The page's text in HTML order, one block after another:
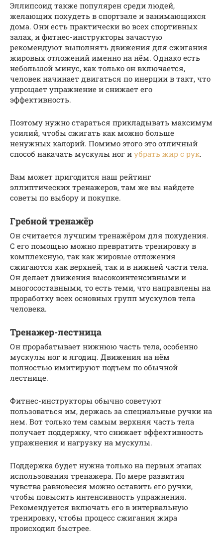
Эллипсоид также популярен среди людей,
желающих похудеть в спортзале и занимающихся
дома. Они есть практически во всех спортивных
залах, и фитнес-инструкторы зачастую
рекомендуют выполнять движения для сжигания
жировых отложений именно на нём. Однако есть
небольшой минус, как только он включается,
человек начинает двигаться по инерции в такт, что
упрощает упражнение и снижает его
эффективность.
Поэтому нужно стараться прикладывать максимум
усилий, чтобы сжигать как можно больше
ненужных калорий. Помимо этого это отличный
способ накачать мускулы ног и убрать жир с рук.
Вам может пригодится наш рейтинг
эллиптических тренажеров, там же вы найдете
советы по выбору и покупке.
Гребной тренажёр
Он считается лучшим тренажёром для похудения.
С его помощью можно превратить тренировку в
комплексную, так как жировые отложения
сжигаются как верхней, так и в нижней части тела.
Он делает движения высокоинтенсивными и
многосоставными, то есть теми, что направлены на
проработку всех основных групп мускулов тела
человека.
Тренажер-лестница
Он прорабатывает нижнюю часть тела, особенно
мускулы ног и ягодиц. Движения на нём
полностью имитируют подъем по обычной
лестнице.
Фитнес-инструкторы обычно советуют
пользоваться им, держась за специальные ручки на
нем. Вот только тем самым верхняя часть тела
получает поддержку, что снижает эффективность
упражнения и нагрузку на мускулы.
Поддержка будет нужна только на первых этапах
использования тренажера. По мере развития
чувства равновесия можно оставить его ручки,
чтобы повысить интенсивность упражнения.
Рекомендуется включать его в интервальную
тренировку, чтобы процесс сжигания жира
происходил быстрее.